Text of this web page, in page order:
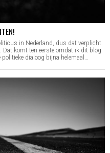
in Nederland, dus dat verplicht.
komt ten eerste omdat ik dit blog
dialoog bijna helemaal…